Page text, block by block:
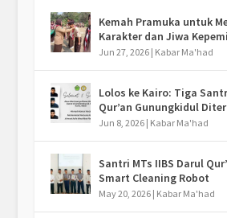
Kemah Pramuka untuk
Karakter dan Jiwa
Jun 27, 2026| Kabar Ma'had
Lolos ke Kairo: Tiga
Qur’an Gunungkidul
Jun 8, 2026| Kabar Ma'had
Santri MTs IIBS Darul
Smart Cleaning Robot
May 20, 2026| Kabar Ma'had